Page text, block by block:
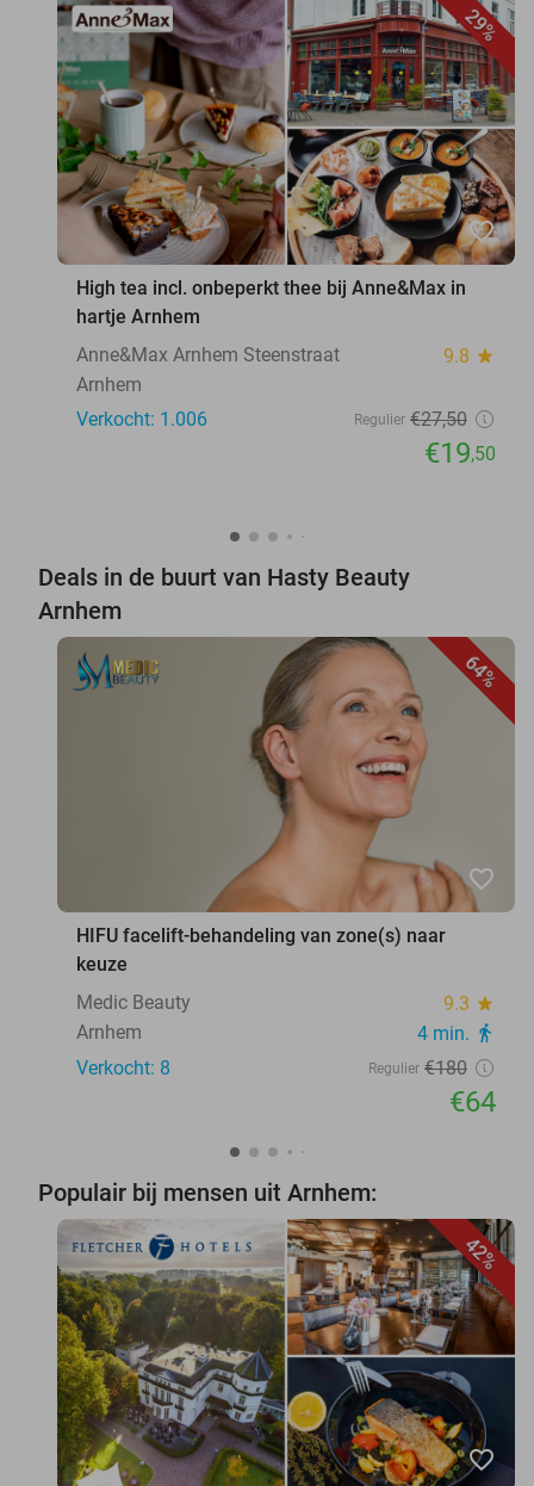
29%
favorite_border
High tea incl. onbeperkt thee bij Anne&Max in
hartje Arnhem
Anne&Max Arnhem Steenstraat
9.8 star
Arnhem
Verkocht: 1.006
Regulier €27,50
€19,50
Deals in de buurt van Hasty Beauty
Arnhem
64%
favorite_border
HIFU facelift-behandeling van zone(s) naar
keuze
Medic Beauty
9.3 star
Arnhem 4 min. directions_walk
Verkocht: 8 Regulier €180
€64
Populair bij mensen uit Arnhem:
42%
favorite_border